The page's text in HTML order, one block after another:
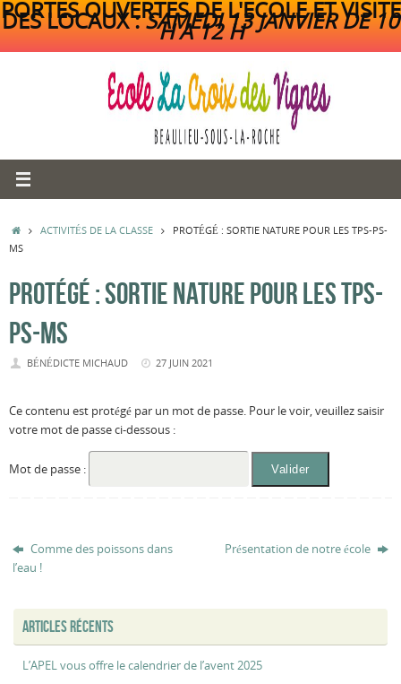
PORTES OUVERTES DE L'ECOLE ET VISITE
DES LOCAUX :SAMEDI 13 JANVIER DE 10
H A 12 H
ACCUEIL
ACTIVITÉS DE LA CLASSE
PROTÉGÉ : SORTIE NATURE POUR LES TPS-PS-
MS
PROTÉGÉ : SORTIE NATURE POUR LES TPS-
PS-MS
BÉNÉDICTE MICHAUD 27 JUIN 2021
Ce contenu est protégé par un mot de passe. Pour le voir, veuillez saisir
votre mot de passe ci-dessous :
Mot de passe :
Comme des poissons dans
l’eau !
Présentation de notre école
ARTICLES RÉCENTS
L’APEL vous offre le calendrier de l’avent 2025